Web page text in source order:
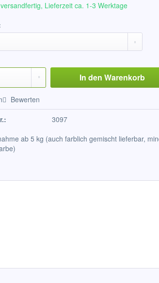
Lieferzeit ca. 1-3 Werktage
In den Warenkorb
Bewerten
3097
ab 5 kg (auch farblich gemischt lieferbar,